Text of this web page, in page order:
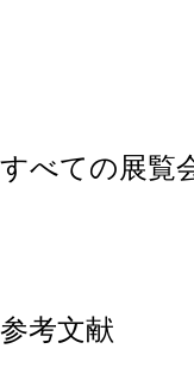
すべての展覧
参考文献